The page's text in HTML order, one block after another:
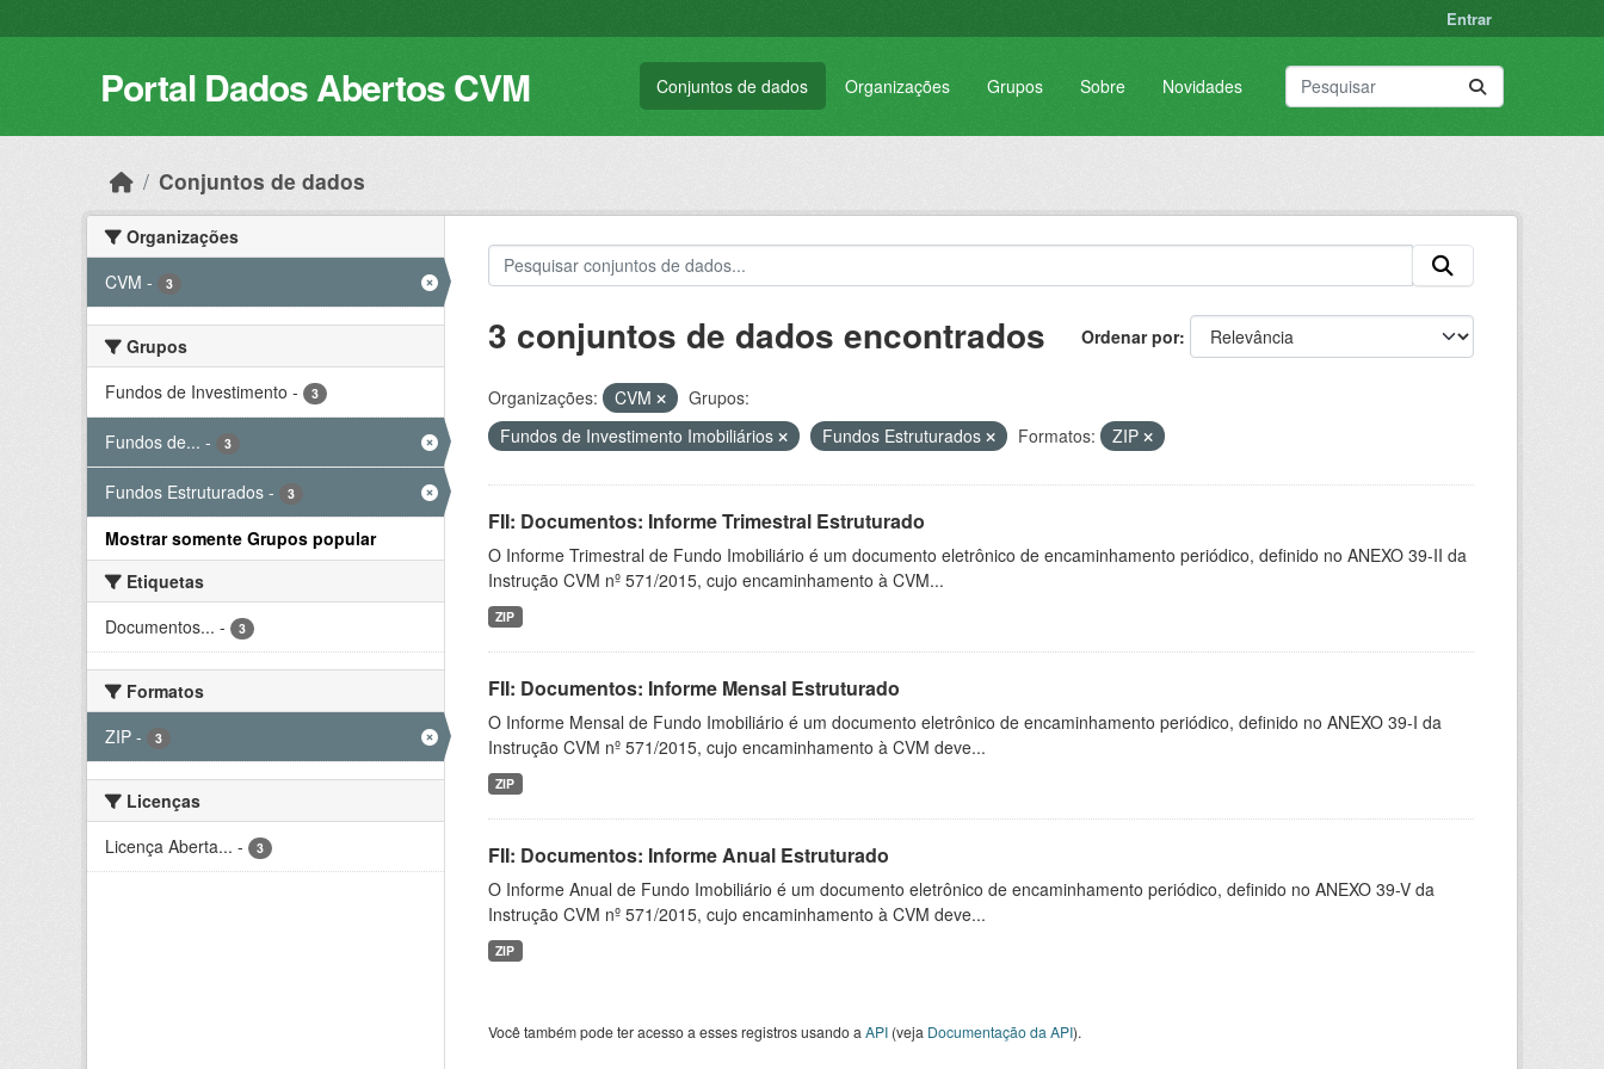
Entrar
Portal Dados Abertos CVM Conjuntos de dados Organizações Grupos Sobre Novidades
Conjuntos de dados
Organizações
CVM - 3
Grupos
Fundos de Investimento - 3
Fundos de... - 3
Fundos Estruturados - 3
Mostrar somente Grupos popular
Etiquetas
Documentos... - 3
Formatos
ZIP - 3
Licenças
Licença Aberta... - 3
Ordenar por
3 conjuntos de dados encontrados
Organizações: CVM
Grupos:
Fundos de Investimento Imobiliários
Fundos Estruturados Formatos: ZIP
FII: Documentos: Informe Trimestral Estruturado
O Informe Trimestral de Fundo Imobiliário é um documento eletrônico de encaminhamento periódico, definido no ANEXO 39-II da
Instrução CVM nº 571/2015, cujo encaminhamento à CVM...
ZIP
FII: Documentos: Informe Mensal Estruturado
O Informe Mensal de Fundo Imobiliário é um documento eletrônico de encaminhamento periódico, definido no ANEXO 39-I da
Instrução CVM nº 571/2015, cujo encaminhamento à CVM deve...
ZIP
FII: Documentos: Informe Anual Estruturado
O Informe Anual de Fundo Imobiliário é um documento eletrônico de encaminhamento periódico, definido no ANEXO 39-V da
Instrução CVM nº 571/2015, cujo encaminhamento à CVM deve...
ZIP
Você também pode ter acesso a esses registros usando a API(veja Documentação da API).